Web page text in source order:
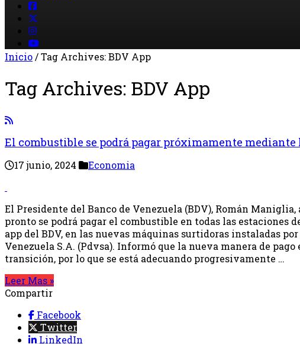
Inicio/Tag Archives: BDV App
Tag Archives: BDV App
El combustible se podrá pagar próximamente mediante
17 junio, 2024 Economia
El Presidente del Banco de Venezuela (BDV), Román
pronto se podrá pagar el combustible en todas las estaciones
app del BDV, en las nuevas máquinas surtidoras instaladas
Venezuela S.A. (Pdvsa). Informó que la nueva manera de pago
transición, por lo que se está adecuando progresivamente …
Leer Mas »
Compartir
Facebook
Twitter
LinkedIn